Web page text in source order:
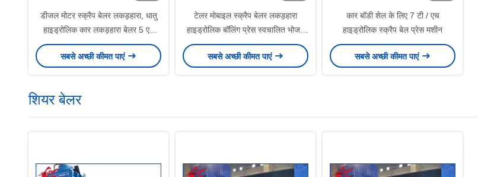
डीजल मोटर स्क्रैप बेलर लकड़हारा, धातु
हाइड्रोलिक कार लकड़हारा बेलर 5 एम
लेनग पकड़ो खिला और निर्वहन
सबसे अच्छी कीमत पाएं
टेलर मोबाइल स्क्रैप बेलर लकड़हारा
हाइड्रोलिक बॉलिंग प्रेस स्वचालित भोजन
और discharding
सबसे अच्छी कीमत पाएं
कार बॉडी शेल के लिए 7 टी / एच
हाइड्रोलिक स्क्रैप बेल प्रेस मशीन
सबसे अच्छी कीमत पाएं
शियर बेलर